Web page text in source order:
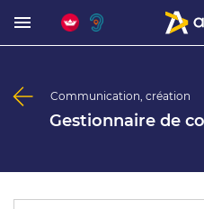
Communication, création
Gestionnaire de